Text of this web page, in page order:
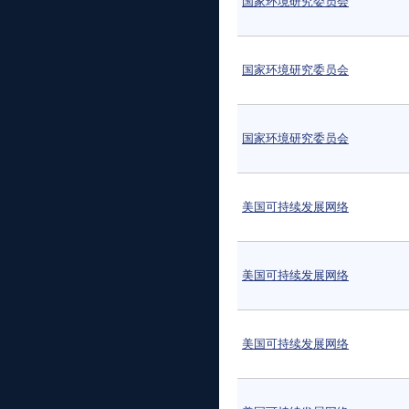
国家环境研究委员会
国家环境研究委员会
美国可持续发展网络
美国可持续发展网络
美国可持续发展网络